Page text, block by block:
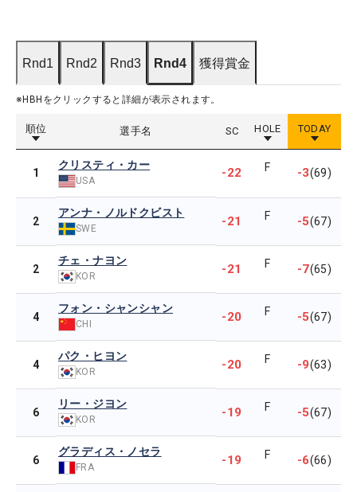
Rnd1 Rnd2 Rnd3 Rnd4 獲得賞金
※HBHをクリックすると詳細が表示されます。
順位 選手名 SC HOLE TODAY
1
クリスティ・カー
USA
-22 F -3(69)
2
アンナ・ノルドクビスト
SWE -21 F -5(67)
2
チェ・ナヨン
KOR -21 F -7(65)
4
フォン・シャンシャン
CHI -20 F -5(67)
4
パク・ヒヨン
KOR -20 F -9(63)
6
リー・ジヨン
KOR -19 F -5(67)
6
グラディス・ノセラ
FRA -19 F -6(66)